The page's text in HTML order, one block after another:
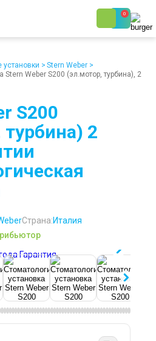
0
Возврат
Наши клиенты
установки > Stern Weber >
Stern Weber S200 (эл.мотор, турбина), 2
S200
2
Страна:Италия